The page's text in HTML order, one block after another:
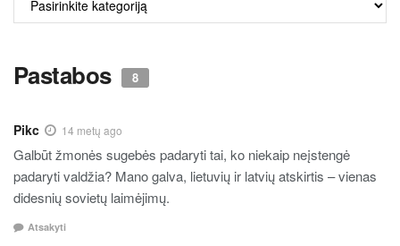
TURINYS
Pastabos 8
Pikc 14 metų ago
Galbūt žmonės sugebės padaryti tai, ko niekaip neįstengė
padaryti valdžia? Mano galva, lietuvių ir latvių atskirtis – vienas
didesnių sovietų laimėjimų.
Atsakyti